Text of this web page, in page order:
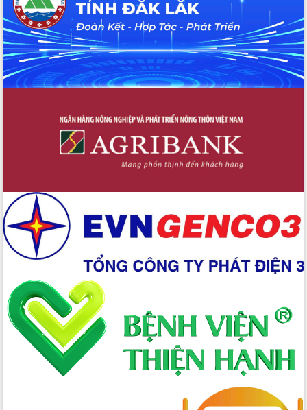
Thứ trưởng Bộ Y tế làm việc với tỉnh
Đắk Lắk về phát triển nhân lực y tế
cho trạm y tế cấp xã
Du lịch Đắk Lắk nâng tầm trải nghiệm
du khách thông qua Hệ thống cơ sở dữ
liệu và Bản đồ số
trong thương mại điện tử năm 2026
Đoàn đại biểu Quốc hội tỉnh Đắk Lắk
trao đổi thông tin trước Kỳ họp thứ
nhất, Quốc hội khóa XVI
Nâng cao hiệu lực, hiệu quả HĐND
tỉnh thông qua hiện đại hóa hành chính
Xã Ea Phê gắn cải cách hành chính với
chuyển đổi số
Phó Chủ tịch Thường trực UBND tỉnh
Hồ Thị Nguyên Thảo làm việc tại Trung
tâm Phục vụ hành chính công xã Ea
Phê
Xây dựng nền hành chính số đồng
hành cùng nông dân dân, doanh nghiệp
Giai đoạn 2026-2030, Đắk Lắk phấn
đấu có 77% xã đạt chuẩn nông thôn